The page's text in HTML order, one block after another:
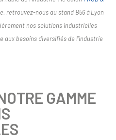
retrouvez-nous au stand B56 à Lyon
nos solutions industrielles
aux besoins diversifiés de l’industrie
GAMME